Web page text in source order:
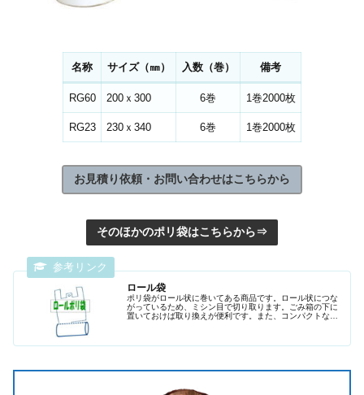
名称 サイズ（㎜） 入数（巻） 備考
RG60 200ｘ300 6巻 1巻2000枚
RG23 230ｘ340 6巻 1巻2000枚
お見積り依頼・お問い合わせはこちらから
そのほかのポリ袋はこちらから⇒
ロール袋
ポリ袋がロール状に巻いてある商品です。ロール状につな
がっているため、ミシン目で切り取ります。ごみ箱の下に
置いておけば取り換えが便利です。また、コンパクトなの